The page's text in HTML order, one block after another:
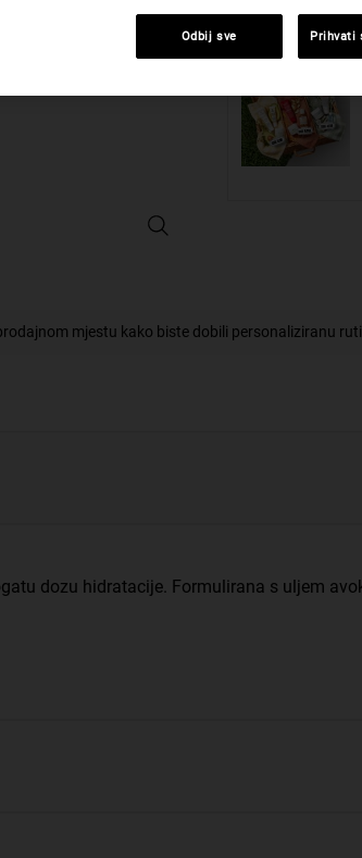
Creamy Eye Treatment with
mjestu kako biste dobili personaliziranu
dozu hidratacije. Formulirana s uljem
Odbij sve Prihvati